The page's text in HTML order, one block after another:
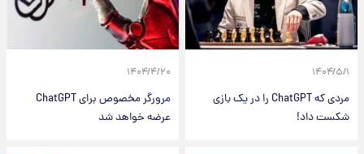
۱۴۰۴/۵/۱
مردی که ChatGPT را در یک بازی
شکست داد!
۱۴۰۴/۴/۲۰
مرورگر مخصوص برای ChatGPT
عرضه خواهد شد